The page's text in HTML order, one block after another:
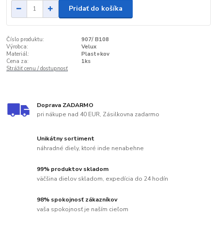
Pridať do košíka
Číslo produktu:
907/ B108
Výrobca:
Velux
Materiál:
Plast+kov
Cena za:
1ks
Strážiť cenu / dostupnosť
Doprava ZADARMO
pri nákupe nad 40 EUR, Zásilkovna zadarmo
Unikátny sortiment
náhradné diely, ktoré inde nenabehne
99% produktov skladom
väčšina dielov skladom, expedícia do 24 hodín
98% spokojnosť zákazníkov
vaša spokojnosť je naším cieľom